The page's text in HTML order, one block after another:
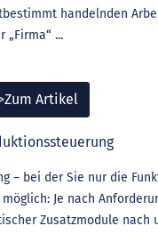
handelnden
...
Artikel
– bei der Sie nur die
Je nach
Zusatzmodule nach